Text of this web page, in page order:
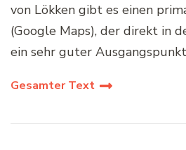
von Lökken gibt es einen
(Google Maps), der direkt in
ein sehr guter
Gesamter Text